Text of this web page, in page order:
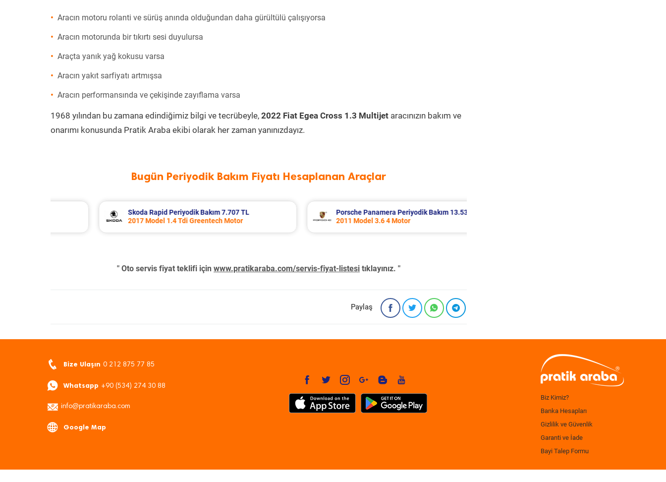
Aracın motoru rolanti ve sürüş anında olduğundan daha gürültülü çalışıyorsa
Aracın motorunda bir tıkırtı sesi duyulursa
Araçta yanık yağ kokusu varsa
Aracın yakıt sarfiyatı artmışsa
Aracın performansında ve çekişinde zayıflama varsa
1968 yılından bu zamana edindiğimiz bilgi ve tecrübeyle, 2022 Fiat Egea Cross 1.3 Multijet aracınızın bakım ve
onarımı konusunda Pratik Araba ekibi olarak her zaman yanınızdayız.
Bugün Periyodik Bakım Fiyatı Hesaplanan Araçlar
Porsche Panamera Periyodik Bakım 13.533 TL
2011 Model 3.6 4 Motor
Renault Fluence Periyodik Bakım 8.285 TL
2016 Model 1.5 Dci Motor
" Oto servis fiyat teklifi için www.pratikaraba.com/servis-fiyat-listesi tıklayınız. "
Paylaş
Bize Ulaşın 0 212 875 77 85
Whatsapp +90 (534) 274 30 88
info@pratikaraba.com
Google Map
Biz Kimiz?
Banka Hesapları
Gizlilik ve Güvenlik
Garanti ve İade
Bayi Talep Formu